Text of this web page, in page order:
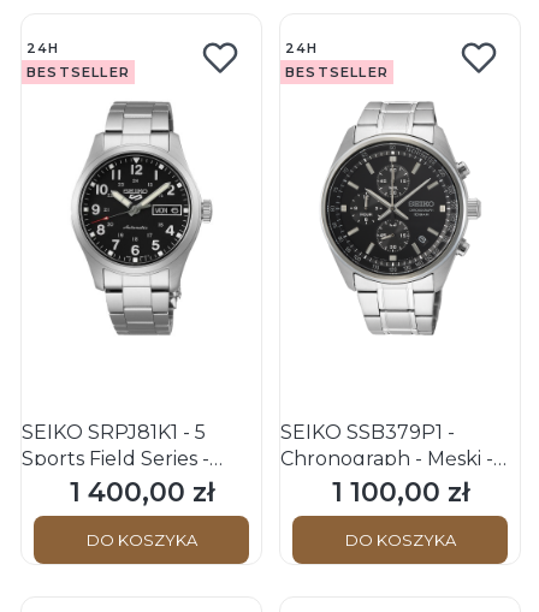
24H
BESTSELLER
SEIKO SRPJ81K1 - 5
Sports Field Series -
Męski - Zegarek
mechaniczny
Cena
1 400,00 zł
DO KOSZYKA
24H
BESTSELLER
SEIKO SSB379P1 -
Chronograph - Męski -
Zegarek kwarcowy
Cena
1 100,00 zł
DO KOSZYKA